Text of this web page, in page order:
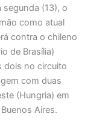
(13), o
como atual
contra o chileno
de Brasília)
dois no circuito
com duas
(Hungria) em
Aires.